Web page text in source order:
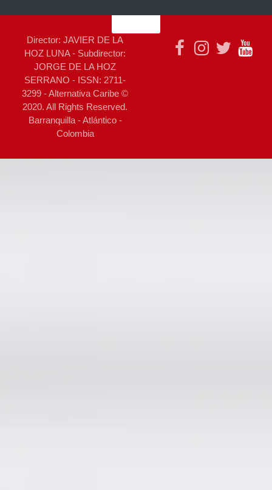
Director: JAVIER DE LA
HOZ LUNA - Subdirector:
JORGE DE LA HOZ
SERRANO - ISSN: 2711-
3299 - Alternativa Caribe ©
2020. All Rights Reserved.
Barranquilla - Atlántico -
Colombia